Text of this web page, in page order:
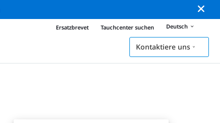
Ersatzbrevet Tauchcenter suchen Deutsch
Kontaktiere uns